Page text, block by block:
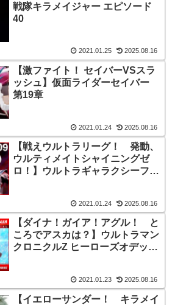
戦隊キラメイジャー エピソード
40
2021.01.25 2025.08.16
【激ファイト！ セイバーVSスラ
ッシュ】仮面ライダーセイバー
第19章
2021.01.24 2025.08.16
【戦えウルトラリーグ！ 発動、
ウルティメイトシャイニングゼ
ロ！】ウルトラギャラクシーファ
2021.01.24 2025.08.16
【ダイナ！ガイア！アグル！ と
ころでアスカは？】ウルトラマン
クロニクルZ ヒーローズオデッセ
2021.01.23 2025.08.16
【イエローサンダー！ キラメイ